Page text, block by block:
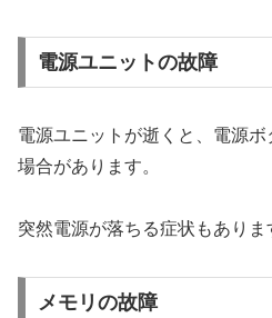
電源ユニットの故障
電源ユニットが逝くと、電源
場合があります。
突然電源が落ちる症状もありま
メモリの故障